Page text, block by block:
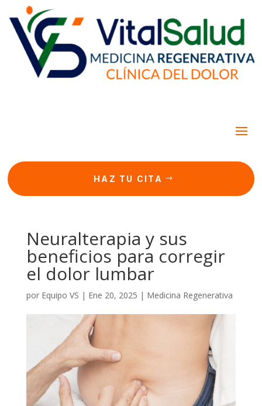
HAZ TU CITA
Neuralterapia y sus
beneficios para corregir
el dolor lumbar
por Equipo VS | Ene 20, 2025 | Medicina Regenerativa